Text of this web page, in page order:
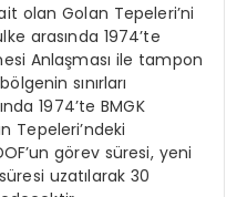
olan Golan Tepeleri’ni
arasında 1974’te
Anlaşması ile tampon
sınırları
1974’te BMGK
Tepeleri’ndeki
görev süresi, yeni
uzatılarak 30